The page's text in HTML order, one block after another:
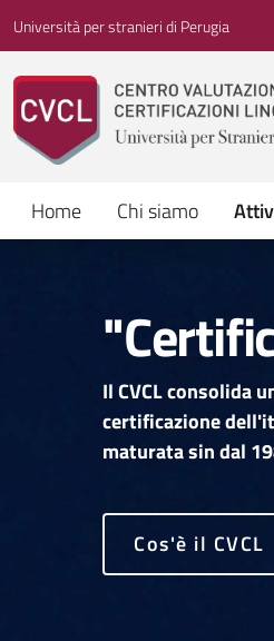
Vai ai contenuti
Vai al menu di navigazione
Vai al footer
Università per stranieri di Perugia
Home Chi siamo
Il CVCL consolida
certificazione
maturata sin dal
Cos'è il CVCL